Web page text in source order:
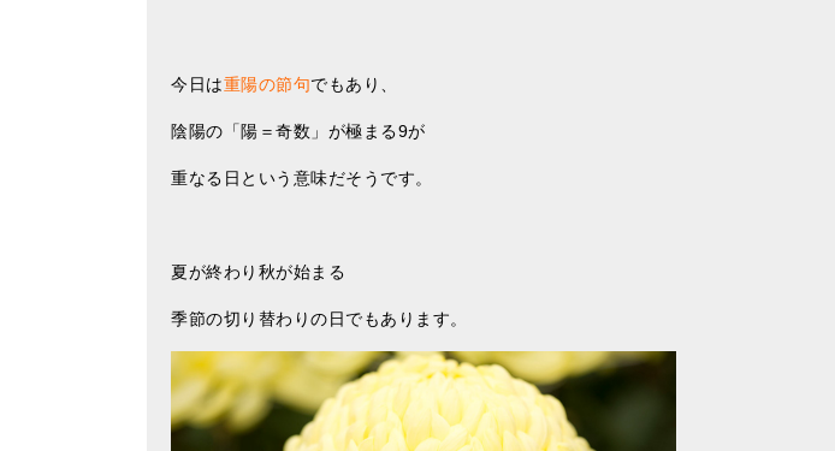
今日は重陽の節句でもあり、
陰陽の「陽＝奇数」が極まる9が
重なる日という意味だそうです。
夏が終わり秋が始まる
季節の切り替わりの日でもあります。